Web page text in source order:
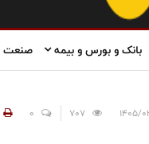
بانک و بورس و بیمه صنعت
0